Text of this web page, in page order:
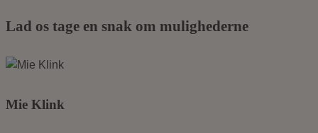
Lad os tage en snak om mulighederne
Mie Klink